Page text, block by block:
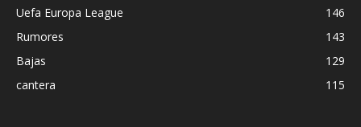
Uefa Europa League
146
Rumores
143
Bajas
129
cantera
115